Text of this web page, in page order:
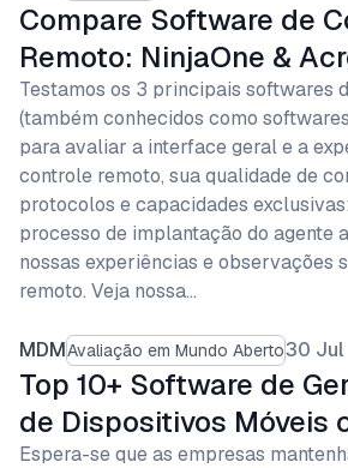
Compare Software de
Remoto: NinjaOne &
Testamos os 3 principais softwares
(também conhecidos como
para avaliar a interface geral e a
controle remoto, sua qualidade de
protocolos e capacidades
processo de implantação do agente
nossas experiências e observações
remoto. Veja nossa…
MDMAvaliação em Mundo Aberto30 Jul
Top 10+ Software de
de Dispositivos Móveis
Espera-se que as empresas